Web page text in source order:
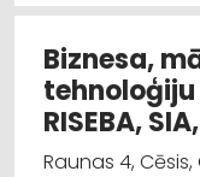
Darba
Izglītība:
Juridiskie
Biznesa,
RISEBA,
Raunas 4, Cēsis,